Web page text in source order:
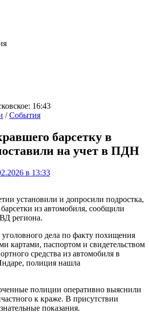
16:43
/События
барсетку в
на учет в ПДН
в 13:33
установили и допросили подростка,
из автомобиля, сообщили
региона.
уголовного дела по факту похищения
картами, паспортом и свидетельством
средства из автомобиля в
полиция нашла
полиции оперативно выяснили
к краже. В присутствии
показания.